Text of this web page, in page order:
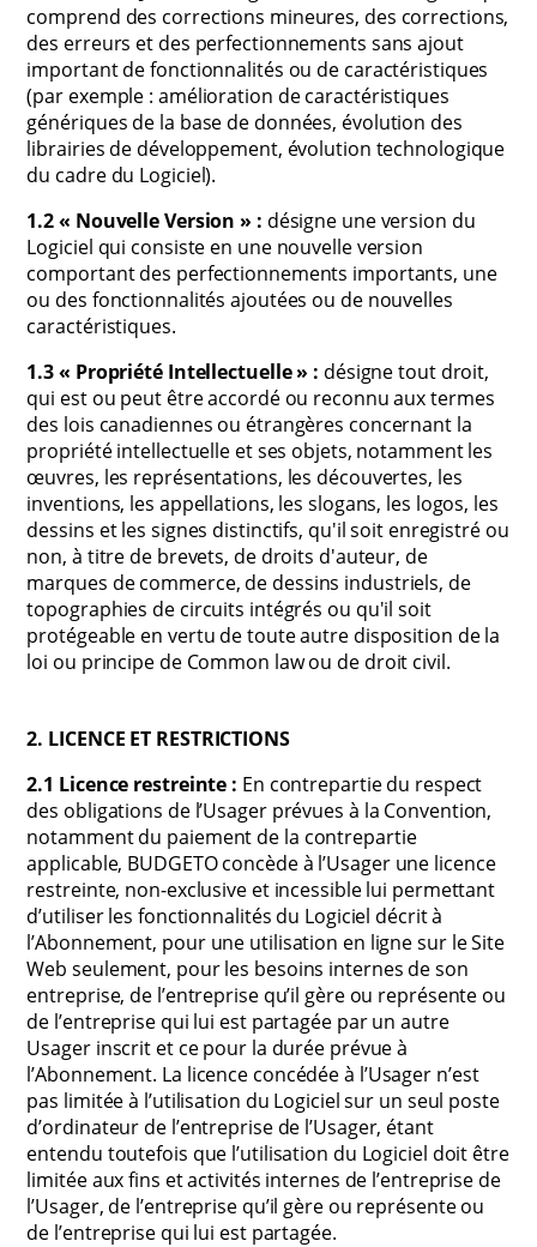
comprend des corrections mineures, des corrections,
des erreurs et des perfectionnements sans ajout
important de fonctionnalités ou de caractéristiques
(par exemple : amélioration de caractéristiques
génériques de la base de données, évolution des
librairies de développement, évolution technologique
du cadre du Logiciel).
1.2 « Nouvelle Version » : désigne une version du
Logiciel qui consiste en une nouvelle version
comportant des perfectionnements importants, une
ou des fonctionnalités ajoutées ou de nouvelles
caractéristiques.
1.3 « Propriété Intellectuelle » : désigne tout droit,
qui est ou peut être accordé ou reconnu aux termes
des lois canadiennes ou étrangères concernant la
propriété intellectuelle et ses objets, notamment les
œuvres, les représentations, les découvertes, les
inventions, les appellations, les slogans, les logos, les
dessins et les signes distinctifs, qu'il soit enregistré ou
non, à titre de brevets, de droits d'auteur, de
marques de commerce, de dessins industriels, de
topographies de circuits intégrés ou qu'il soit
protégeable en vertu de toute autre disposition de la
loi ou principe de Common law ou de droit civil.
2. LICENCE ET RESTRICTIONS
2.1 Licence restreinte : En contrepartie du respect
des obligations de l’Usager prévues à la Convention,
notamment du paiement de la contrepartie
applicable, BUDGETO concède à l’Usager une licence
restreinte, non-exclusive et incessible lui permettant
d’utiliser les fonctionnalités du Logiciel décrit à
l’Abonnement, pour une utilisation en ligne sur le Site
Web seulement, pour les besoins internes de son
entreprise, de l’entreprise qu’il gère ou représente ou
de l’entreprise qui lui est partagée par un autre
Usager inscrit et ce pour la durée prévue à
l’Abonnement. La licence concédée à l’Usager n’est
pas limitée à l’utilisation du Logiciel sur un seul poste
d’ordinateur de l’entreprise de l’Usager, étant
entendu toutefois que l’utilisation du Logiciel doit être
limitée aux fins et activités internes de l’entreprise de
l’Usager, de l’entreprise qu’il gère ou représente ou
de l’entreprise qui lui est partagée.